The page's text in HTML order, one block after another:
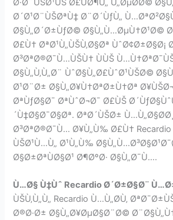
Ø·Ø¨ÙŠØ¹ÙŠ Ø£ÙØ¶Ù„ Ù„ØµØ­Ø©
Ø´Ø¹Ø¨ÙŠØªÙ‡ Ø¨Ø´ÙƒÙ„
Ø§Ù„Ø´Ø±ÙƒØ© Ø§Ù„Ù…ØµÙ†Ø¹Ø©
Ø£Ù† ØªØ¹Ù„ÙŠÙ‚Ø§Øª ÙˆØ¢Ø±Ø§Ø¡
Ø³ØªØ®Ø¯Ù…ÙŠÙ† ÙÙŠ
Ø§Ù„Ù‚Ù„Ø¨ ÙˆØ§Ù„Ø£ÙˆØ¹ÙŠØ©
Ø¹Ø¨Ø± Ø§Ù„Ø¥Ù†ØªØ±Ù†Øª
ØªÙƒØ§Ø¯ ØªÙˆØ¬Ø¯ Ø£ÙŠ
´Ù‡Ø§Ø¯Ø§Øª. ØªØ´ÙŠØ±
Ø³ØªØ®Ø¯Ù… Ø¥Ù„Ù‰ Ø£Ù† Recardio
ÙŠØ¹Ù…Ù„ Ø¹Ù„Ù‰
Ø§Ø±ØªÙØ§Ø¹ Ø¶ØºØ· Ø§Ù„Ø¯Ù….
Ù…Ø§ Ù‡Ùˆ Recardio Ø´Ø±Ø§Ø¨
ÙŠÙ‚Ù„Ù„ Recardio Ù…Ù„Ø­Ù‚
Ø®Ø·Ø± Ø§Ù„Ø¥ØµØ§Ø¨Ø©